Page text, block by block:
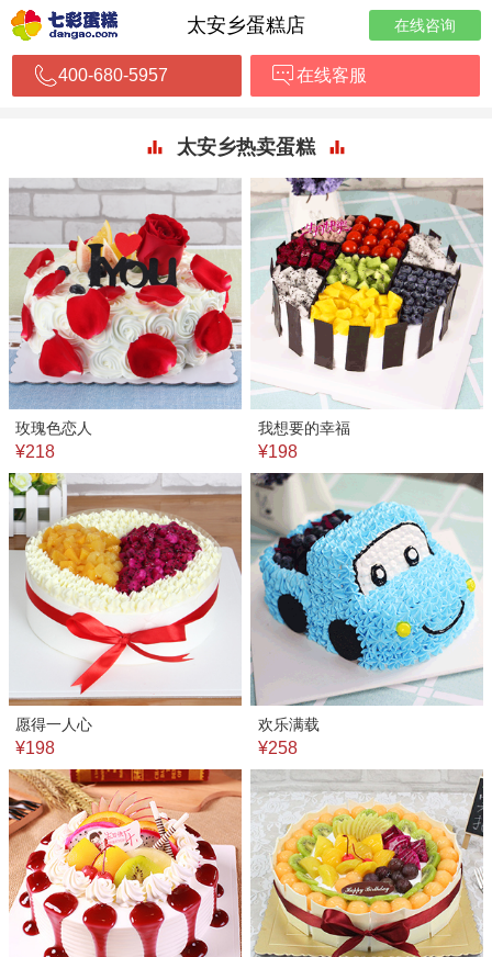
太安乡蛋糕店 在线咨询
400-680-5957 在线客服
太安乡热卖蛋糕
玫瑰色恋人
¥218
我想要的幸福
¥198
愿得一人心
¥198
欢乐满载
¥258